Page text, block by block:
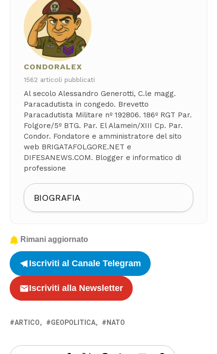
CONDORALEX
1562 articoli pubblicati
Al secolo Alessandro Generotti, C.le magg.
Paracadutista in congedo. Brevetto
Paracadutista Militare nº 192806. 186º RGT Par.
Folgore/5º BTG. Par. El Alamein/XIII Cp. Par.
Condor. Fondatore e amministratore del sito
web BRIGATAFOLGORE.NET e
DIFESANEWS.COM. Blogger e informatico di
professione
BIOGRAFIA
Rimani aggiornato
Iscriviti al Canale Telegram
Iscriviti alla Newsletter
ARTICO GEOPOLITICA NATO